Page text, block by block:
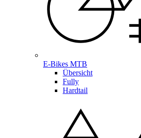
E-Bikes MTB
Übersicht
Fully
Hardtail